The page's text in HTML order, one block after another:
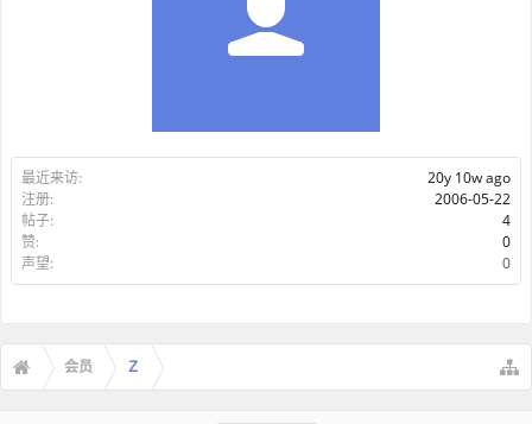
最近来访:
20y 10w ago
注册:
2006-05-22
帖子:
4
赞:
0
声望:
0
会员 Ｚ